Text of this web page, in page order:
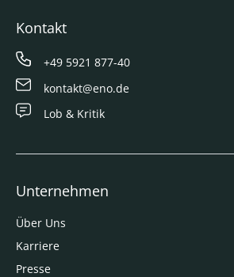
Kontakt
+49 5921 877-40
kontakt@eno.de
Lob & Kritik
Unternehmen
Über Uns
Karriere
Presse